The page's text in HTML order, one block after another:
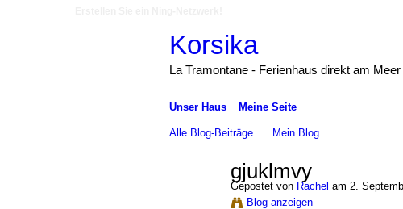
Korsika
La Tramontane - Ferienhaus direkt am Meer
Unser Haus Meine Seite
Alle Blog-Beiträge Mein Blog
gjuklmvy
Gepostet von Rachel am 2.
Blog anzeigen